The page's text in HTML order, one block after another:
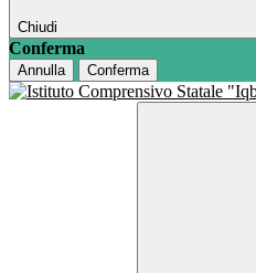
Chiudi
Conferma
Annulla Conferma